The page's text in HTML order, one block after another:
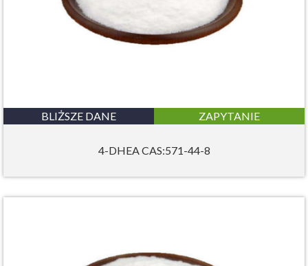
BLIŻSZE DANE ZAPYTANIE
4-DHEA CAS:571-44-8